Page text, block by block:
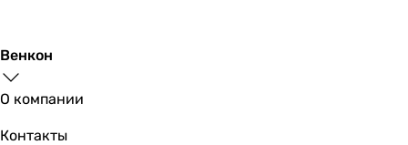
Венкон
О компании
Контакты